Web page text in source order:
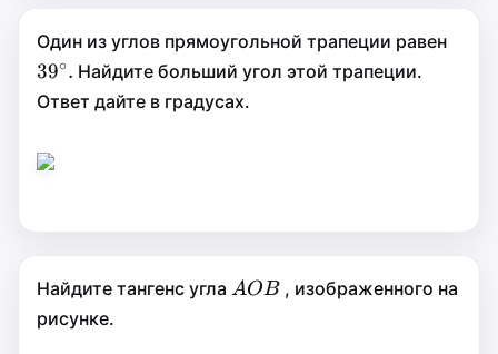
Один из углов прямоугольной трапеции равен
39∘. Найдите больший угол этой трапеции.
Ответ дайте в градусах.
Найдите тангенс угла AOB
AOB
AOB, изображенного на
рисунке.